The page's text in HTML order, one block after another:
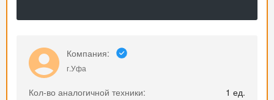
Компания:
г.Уфа
Кол-во аналогичной техники:
1 ед.